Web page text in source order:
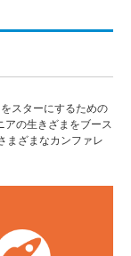
スターにするための
の生きざまをブース
まざまなカンファレ